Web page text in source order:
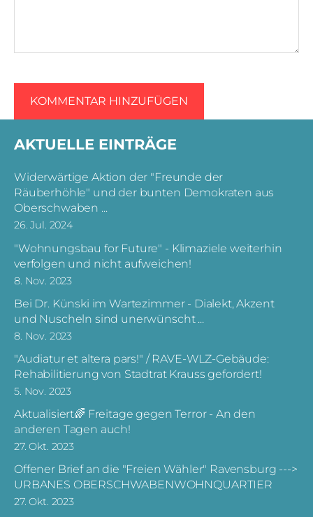
AKTUELLE EINTRÄGE
Widerwärtige Aktion der "Freunde der
Räuberhöhle" und der bunten Demokraten aus
Oberschwaben ...
26. Jul. 2024
"Wohnungsbau for Future" - Klimaziele weiterhin
verfolgen und nicht aufweichen!
8. Nov. 2023
Bei Dr. Künski im Wartezimmer - Dialekt, Akzent
und Nuscheln sind unerwünscht ...
8. Nov. 2023
"Audiatur et altera pars!" / RAVE-WLZ-Gebäude:
Rehabilitierung von Stadtrat Krauss gefordert!
5. Nov. 2023
Aktualisiert🌈 Freitage gegen Terror - An den
anderen Tagen auch!
27. Okt. 2023
Offener Brief an die "Freien Wähler" Ravensburg --->
URBANES OBERSCHWABENWOHNQUARTIER
27. Okt. 2023